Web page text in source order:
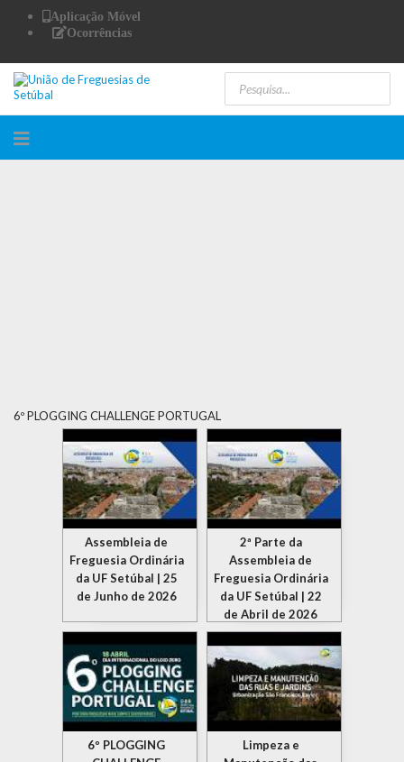
Aplicação Móvel
Ocorrências
6º PLOGGING CHALLENGE PORTUGAL
Assembleia de
Freguesia Ordinária
da UF Setúbal | 25
de Junho de 2026
2ª Parte da
Assembleia de
Freguesia Ordinária
da UF Setúbal | 22
de Abril de 2026
6º PLOGGING
Limpeza e